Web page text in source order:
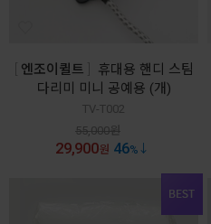
엔조이퀼트
휴대용 핸디 스팀
다리미 미니 공예용 (개)
TV-T002
55,000원
29,900원 46%